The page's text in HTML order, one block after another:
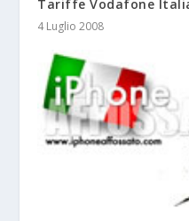
Tariffe Vodafone
4 Luglio 2008